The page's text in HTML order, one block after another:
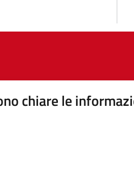
chiare le